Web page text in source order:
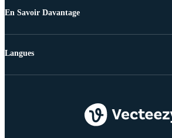
En Savoir Davantage
Langues